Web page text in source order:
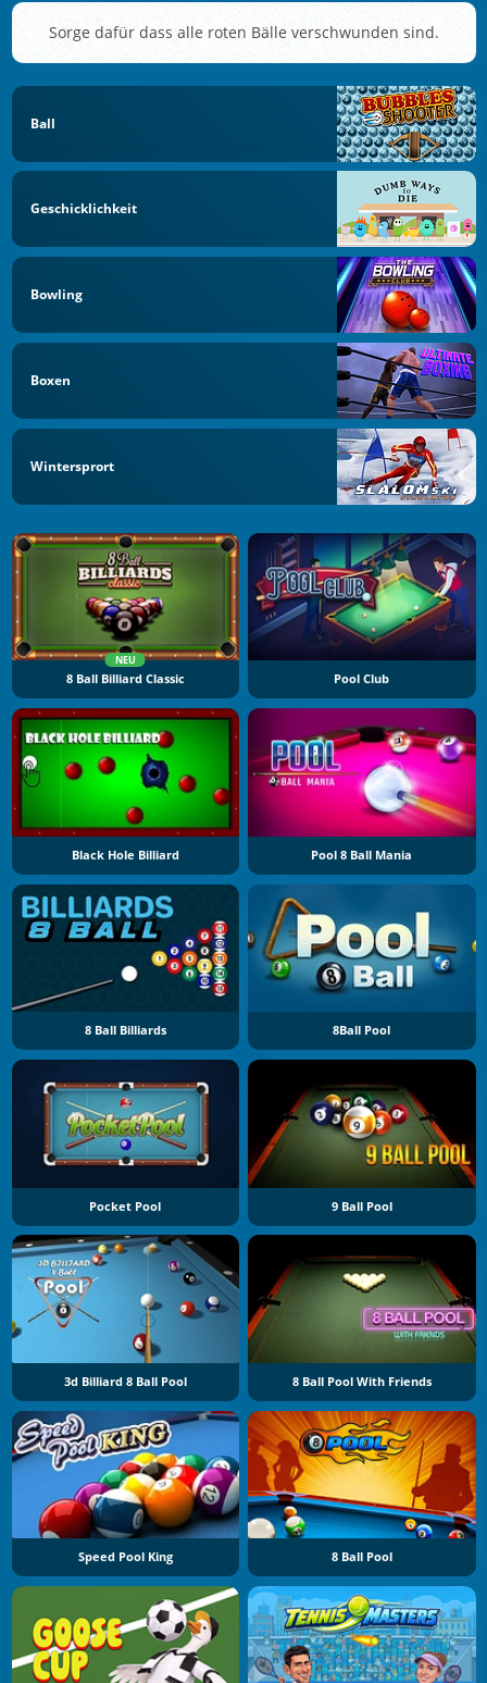
Sorge dafür dass alle roten Bälle verschwunden sind.
Ball
Geschicklichkeit
Bowling
Boxen
Wintersprort
NEU
8 Ball Billiard Classic Pool Club
Black Hole Billiard Pool 8 Ball Mania
8 Ball Billiards 8Ball Pool
Pocket Pool 9 Ball Pool
3d Billiard 8 Ball Pool 8 Ball Pool With Friends
Speed Pool King 8 Ball Pool